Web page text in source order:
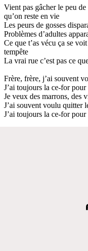
Vient pas gâcher le peu
qu’on reste en vie
Les peurs de gosses
Problèmes d’adultes
Ce que t’as vécu ça se
tempête
La vrai rue c’est pas ce
Frère, frère, j’ai souvent
J’ai toujours la ce-for pour
Je veux des marrons, des
J’ai souvent voulu quitter
J’ai toujours la ce-for pour